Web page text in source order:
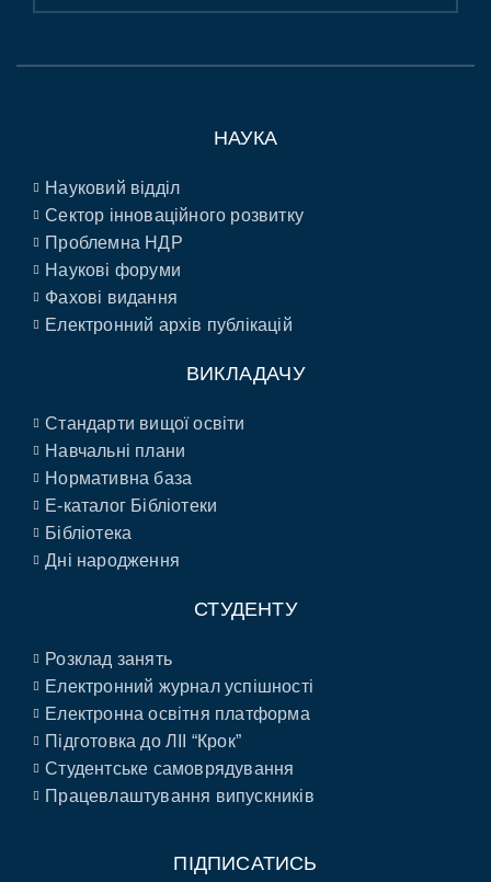
НАУКА
Науковий відділ
Сектор інноваційного розвитку
Проблемна НДР
Наукові форуми
Фахові видання
Електронний архів публікацій
ВИКЛАДАЧУ
Стандарти вищої освіти
Навчальні плани
Нормативна база
E-каталог Бібліотеки
Бібліотека
Дні народження
СТУДЕНТУ
Розклад занять
Електронний журнал успішності
Електронна освітня платформа
Підготовка до ЛІІ “Крок”
Студентське самоврядування
Працевлаштування випускників
ПІДПИСАТИСЬ